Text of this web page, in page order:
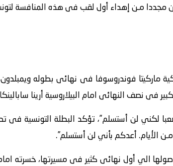
مجددا مـن إهداء أول لقب فى هذه المنافسة
ماركيتا فوندروسوفا فى نهائى بطوله
فى نصف النهائى امام البيلاروسية أرينا
لكني لن أستسلم”، تؤكد البطلة التونسية فى
الأيام. أعدكم بأني لن أستسلم”.
الي أول نهائى كثير فى مسيرتها، خسرته امام